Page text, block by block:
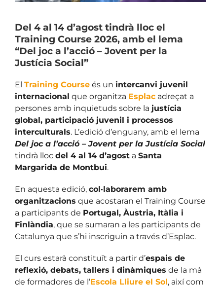
Del 4 al 14 d’agost tindrà lloc el
Training Course 2026, amb el lema
“Del joc a l’acció – Jovent per la
Justícia Social”
El Training Courseés un intercanvi juvenil
internacional que organitza Esplacadreçat a
persones amb inquietuds sobre la justícia
global, participació juvenil i processos
interculturals. L’edició d’enguany, amb el lema
Del joc a l’acció – Jovent per la Justícia Social
tindrà lloc del 4 al 14 d’agosta Santa
Margarida de Montbui.
En aquesta edició, col·laborarem amb
organitzacions que acostaran el Training Course
a participants de Portugal, Àustria, Itàlia i
Finlàndia, que se sumaran a les participants de
Catalunya que s’hi inscriguin a través d’Esplac.
El curs estarà constituït a partir d’espais de
reflexió, debats, tallers i dinàmiques de la mà
de formadores de l’Escola Lliure el Sol, així com